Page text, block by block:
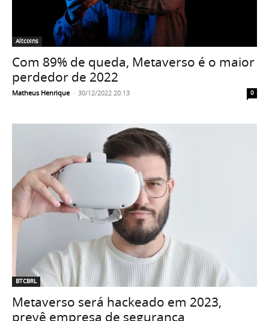
Altcoins
Com 89% de queda, Metaverso é o maior
perdedor de 2022
Matheus Henrique - 30/12/2022 20:13 0
BTCBRL
Metaverso será hackeado em 2023,
prevê empresa de segurança